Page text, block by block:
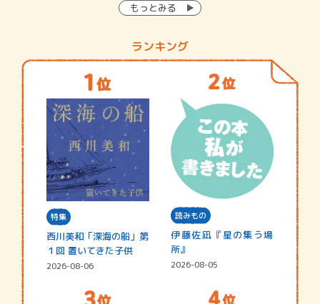
もっとみる
ランキング
特集
西川美和「深海の船」第
１回 置いてきた子供
2026-08-06
読みもの
伊藤佐凪『星の集う場
所』
2026-08-05